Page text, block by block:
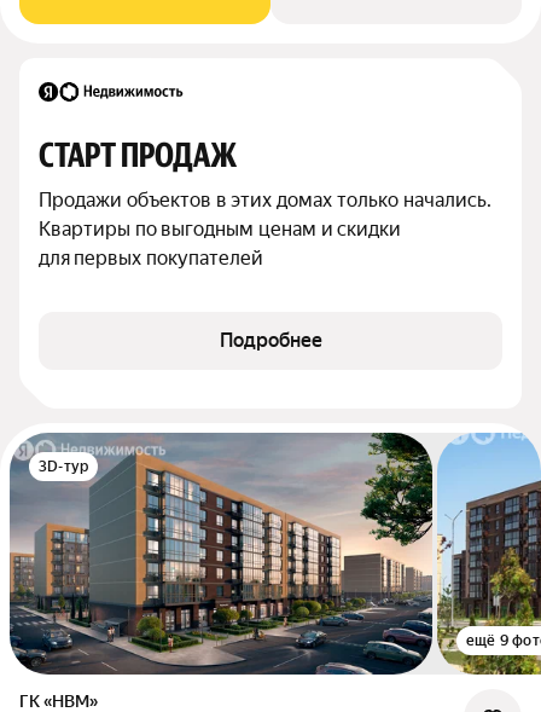
СТАРТ ПРОДАЖ
Продажи объектов в этих домах только начались.
Квартиры по выгодным ценам и скидки
для первых покупателей
Подробнее
3D-тур
ещё 9
ГК «НВМ»